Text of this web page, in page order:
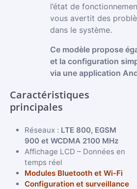
l’état de
vous avertit des
dans le système.
Ce modèle propose
et la configuration
via une application
Caractéristiques
principales
Réseaux : LTE 800, EGSM
900 et WCDMA 2100 MHz
Affichage LCD – Données en
temps réel
Modules Bluetooth et Wi-Fi
Configuration et surveillance